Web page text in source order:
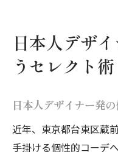
日本人デザ
うセレクト術
日本人デザイナー発
近年、東京都台東区蔵
手掛ける個性的コーデ